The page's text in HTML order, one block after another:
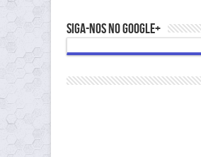
Siga-nos no Google+